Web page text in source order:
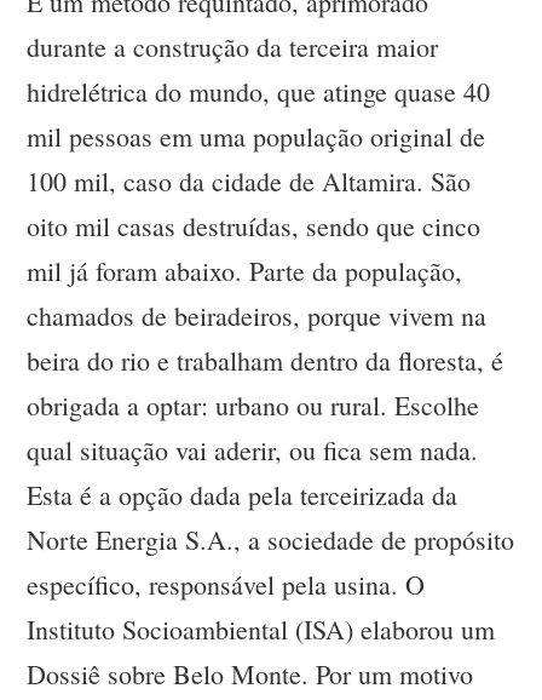
durante a construção da terceira maior
hidrelétrica do mundo, que atinge quase 40
mil pessoas em uma população original de
100 mil, caso da cidade de Altamira. São
oito mil casas destruídas, sendo que cinco
mil já foram abaixo. Parte da população,
chamados de beiradeiros, porque vivem na
beira do rio e trabalham dentro da floresta, é
obrigada a optar: urbano ou rural. Escolhe
qual situação vai aderir, ou fica sem nada.
Esta é a opção dada pela terceirizada da
Norte Energia S.A., a sociedade de propósito
específico, responsável pela usina. O
Instituto Socioambiental (ISA) elaborou um
Dossiê sobre Belo Monte. Por um motivo